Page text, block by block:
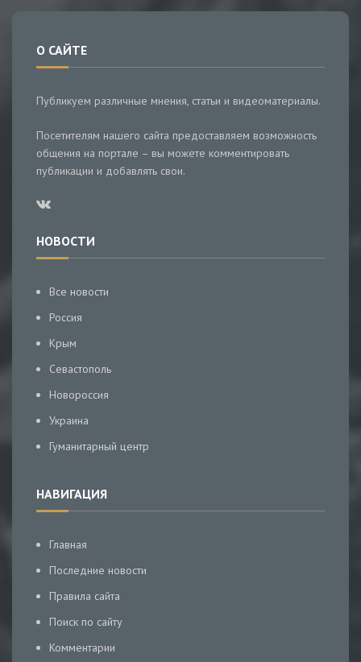
О САЙТЕ
Публикуем различные мнения, статьи и видеоматериалы.
Посетителям нашего сайта предоставляем возможность
общения на портале – вы можете комментировать
публикации и добавлять свои.
НОВОСТИ
Все новости
Россия
Крым
Севастополь
Новороссия
Украина
Гуманитарный центр
НАВИГАЦИЯ
Главная
Последние новости
Правила сайта
Поиск по сайту
Комментарии